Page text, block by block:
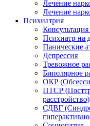
Лечение
Лечение
Психиатрия
Психиатр на
Панические
Депрессия
Тревожное
Биполярное
ОКР
ПТСР
расстройство)
СДВГ